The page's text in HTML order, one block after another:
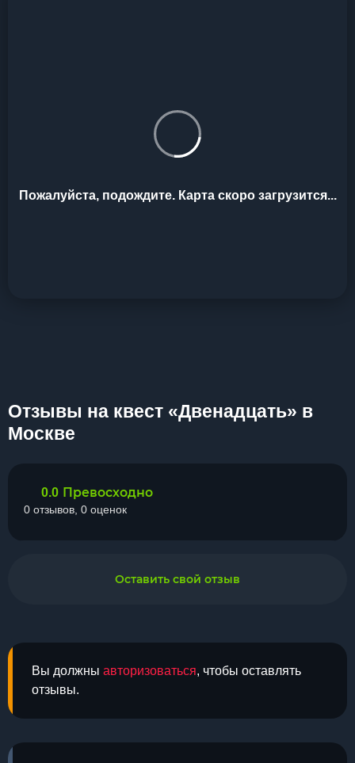
Пожалуйста, подождите. Карта скоро загрузится...
Отзывы на квест «Двенадцать» в
Москве
Вы должны авторизоваться, чтобы оставлять
отзывы.
0.0 Превосходно
0 отзывов, 0 оценок
Оставить свой отзыв